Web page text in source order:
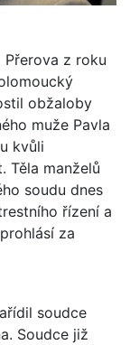
z roku
obžaloby
muže Pavla
kvůli
Těla manželů
soudu dnes
řízení a
za
soudce
Soudce již